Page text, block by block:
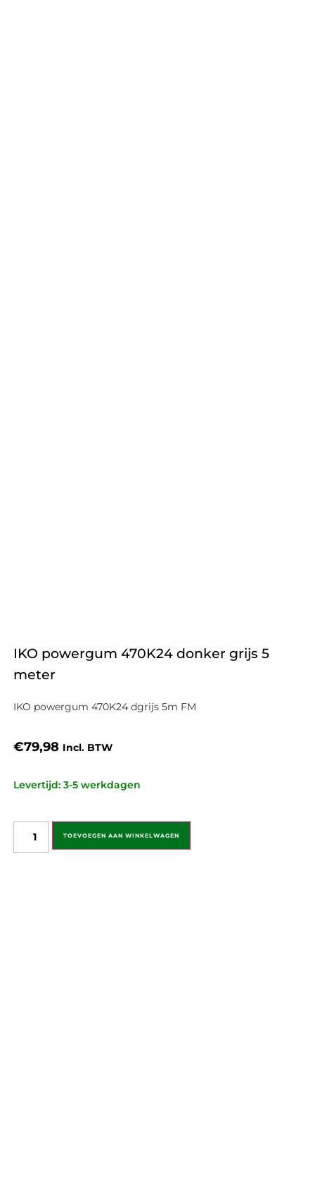
IKO powergum 470K24 donker grijs 5
meter
IKO powergum 470K24 dgrijs 5m FM
€79,98 Incl. BTW
Levertijd: 3-5 werkdagen
TOEVOEGEN AAN WINKELWAGEN